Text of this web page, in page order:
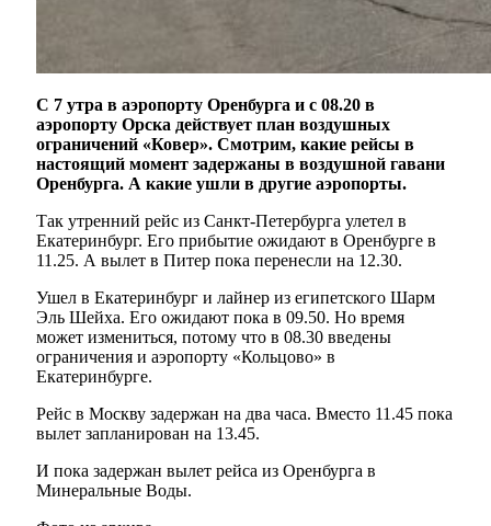
С 7 утра в аэропорту Оренбурга и с 08.20 в
аэропорту Орска действует план воздушных
ограничений «Ковер». Смотрим, какие рейсы в
настоящий момент задержаны в воздушной гавани
Оренбурга. А какие ушли в другие аэропорты.
Так утренний рейс из Санкт-Петербурга улетел в
Екатеринбург. Его прибытие ожидают в Оренбурге в
11.25. А вылет в Питер пока перенесли на 12.30.
Ушел в Екатеринбург и лайнер из египетского Шарм
Эль Шейха. Его ожидают пока в 09.50. Но время
может измениться, потому что в 08.30 введены
ограничения и аэропорту «Кольцово» в
Екатеринбурге.
Рейс в Москву задержан на два часа. Вместо 11.45 пока
вылет запланирован на 13.45.
И пока задержан вылет рейса из Оренбурга в
Минеральные Воды.